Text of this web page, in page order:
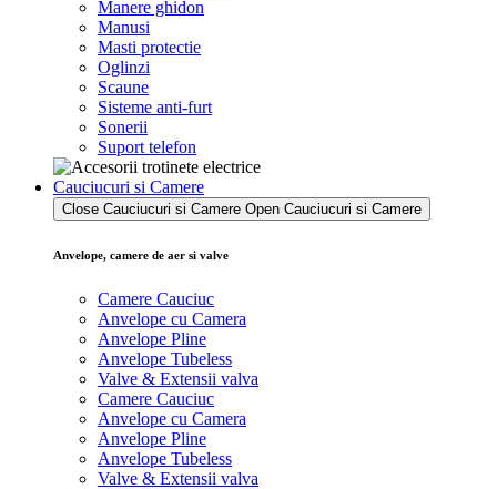
Manere ghidon
Manusi
Masti protectie
Oglinzi
Scaune
Sisteme anti-furt
Sonerii
Suport telefon
Cauciucuri si Camere
Close Cauciucuri si Camere Open Cauciucuri si Camere
Anvelope, camere de aer si valve
Camere Cauciuc
Anvelope cu Camera
Anvelope Pline
Anvelope Tubeless
Valve & Extensii valva
Camere Cauciuc
Anvelope cu Camera
Anvelope Pline
Anvelope Tubeless
Valve & Extensii valva